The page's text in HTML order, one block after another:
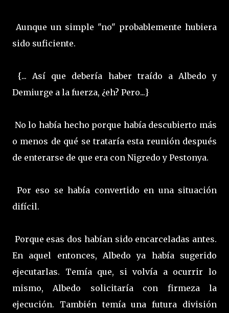
Aunque un simple "no" probablemente hubiera
sido suficiente.
{... Así que debería haber traído a Albedo y
Demiurge a la fuerza, ¿eh? Pero...}
No lo había hecho porque había descubierto más
o menos de qué se trataría esta reunión después
de enterarse de que era con Nigredo y Pestonya.
Por eso se había convertido en una situación
difícil.
Porque esas dos habían sido encarceladas antes.
En aquel entonces, Albedo ya había sugerido
ejecutarlas. Temía que, si volvía a ocurrir lo
mismo, Albedo solicitaría con firmeza la
ejecución. También temía una futura división